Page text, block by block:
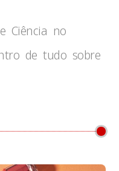
Ciência no
de tudo sobre